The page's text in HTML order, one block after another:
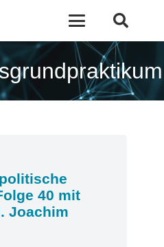
40 mit
Joachim